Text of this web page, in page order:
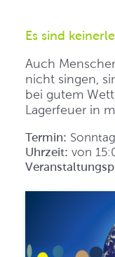
Es sind
Auch
nicht singen,
bei gutem
Lagerfeuer in
Termin:
Uhrzeit: von